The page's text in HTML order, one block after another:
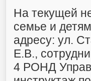
На текущей
семье и
адресу: ул.
Е.В.,
4 РОНД